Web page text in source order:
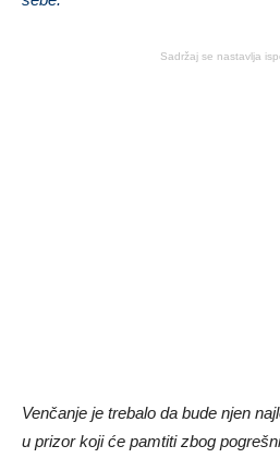
Sadržaj se nastavlja
Venčanje je trebalo da bude njen
u prizor koji će pamtiti zbog